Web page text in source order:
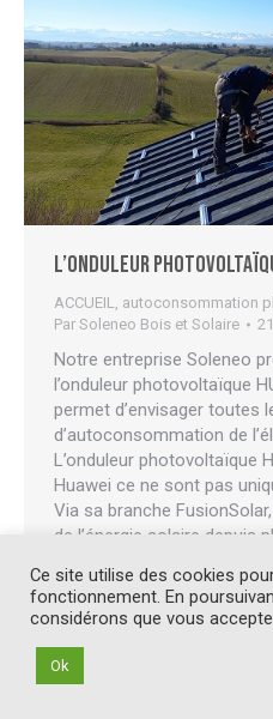
L’onduleur
ACCUEIL, autoconsommation
Par Soleneo Bois et Solaire
Notre entreprise Soleneo
l’onduleur photovoltaïque
permet d’envisager toutes
d’autoconsommation de
L’onduleur photovoltaïque
Huawei ce ne sont pas
Via sa branche
de l’énergie solaire depuis
Ce site utilise des cookies
fonctionnement. En
considérons que vous
Ok